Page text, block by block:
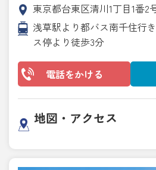
東京都台東区清川1丁目1番2
浅草駅より都バス南千住行
ス停より徒歩3分
電話をかける
地図・アクセス